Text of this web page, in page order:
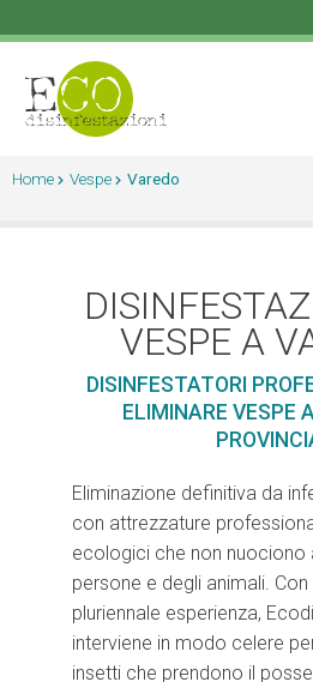
Home Vespe Varedo
VESPE A
DISINFESTATORI
ELIMINARE VESPE
Eliminazione definitiva da
con attrezzature
ecologici che non nuociono
persone e degli animali.
pluriennale esperienza,
interviene in modo celere
insetti che prendono il